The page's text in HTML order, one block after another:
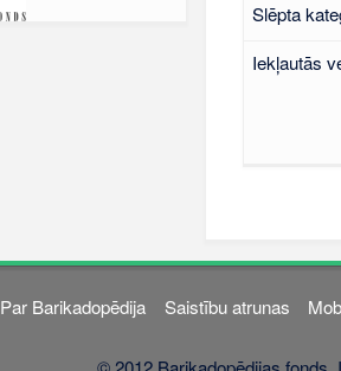
Slēpta
Iekļautās
Par Barikadopēdija Saistību atrunas